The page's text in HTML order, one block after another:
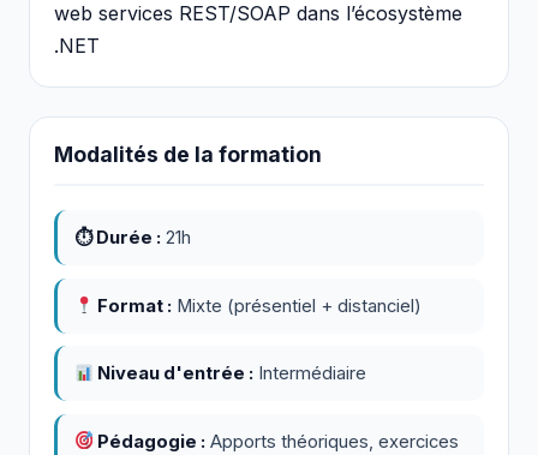
web services REST/SOAP dans l’écosystème
.NET
Modalités de la formation
⏱ Durée : 21h
Format : Mixte (présentiel + distanciel)
Niveau d'entrée : Intermédiaire
Pédagogie : Apports théoriques, exercices